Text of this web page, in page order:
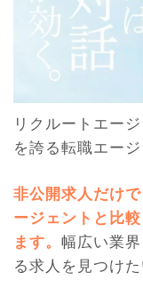
リクルートエー
を誇る転職エージ
非公開求人だけ
ージェントと比
ます。幅広い業
る求人を見つけ